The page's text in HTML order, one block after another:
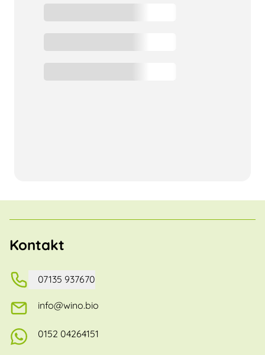
Kontakt
07135 937670
info@wino.bio
0152 04264151